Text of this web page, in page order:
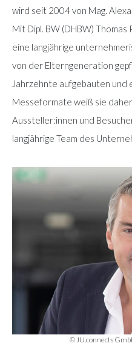
wird seit 2004 von Mag.
Mit Dipl. BW (DHBW)
eine langjährige
von der Elterngeneration
Jahrzehnte aufgebauten
Messeformate weiß sie
Aussteller:innen und
langjährige Team des
© JU.connects